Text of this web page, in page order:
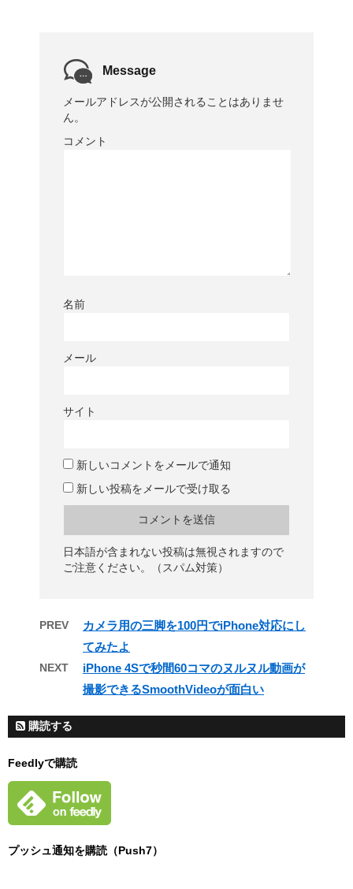
Message
メールアドレスが公開されることはありませ
ん。
コメント
名前
メール
サイト
新しいコメントをメールで通知
新しい投稿をメールで受け取る
日本語が含まれない投稿は無視されますので
ご注意ください。（スパム対策）
PREV
カメラ用の三脚を100円でiPhone対応にし
てみたよ
NEXT
iPhone 4Sで秒間60コマのヌルヌル動画が
撮影できるSmoothVideoが面白い
購読する
Feedlyで購読
プッシュ通知を購読（Push7）